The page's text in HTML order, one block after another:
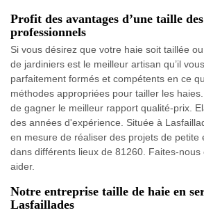
Profit des avantages d’une taille
professionnels
Si vous désirez que votre haie soit taillée
de jardiniers est le meilleur artisan qu’il
parfaitement formés et compétents en ce
méthodes appropriées pour tailler les
de gagner le meilleur rapport qualité-prix.
des années d'expérience. Située à
en mesure de réaliser des projets de petite
dans différents lieux de 81260. Faites-
aider.
Notre entreprise taille de haie en
Lasfaillades